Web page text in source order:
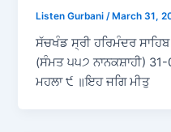
Listen Gurbani/ March 31,
ਸੱਚਖੰਡ ਸ੍ਰੀ ਹਰਿਮੰਦਰ
(ਸੰਮਤ ੫੫੭ ਨਾਨਕਸ਼ਾਹੀ)
ਮਹਲਾ ੯ ॥ਇਹ ਜਗਿ ਮੀਤੁ